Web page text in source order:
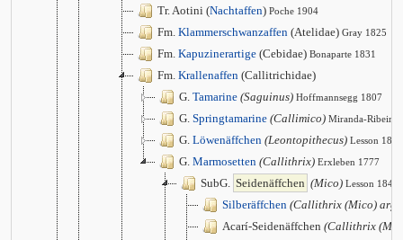
Tr. Aotini (Nachtaffen) Poche 1904
Fm. Klammerschwanzaffen (Atelidae) Gray 1825
Fm. Kapuzinerartige (Cebidae) Bonaparte 1831
Fm. Krallenaffen (Callitrichidae)
G. Tamarine (Saguinus) Hoffmannsegg 1807
G. Springtamarine (Callimico) Miranda-Ribeiro
G. Löwenäffchen (Leontopithecus) Lesson 1840
G. Marmosetten (Callithrix) Erxleben 1777
SubG. Seidenäffchen (Mico) Lesson 1840
Silberäffchen (Callithrix (Mico)
Acarí-Seidenäffchen (Callithrix